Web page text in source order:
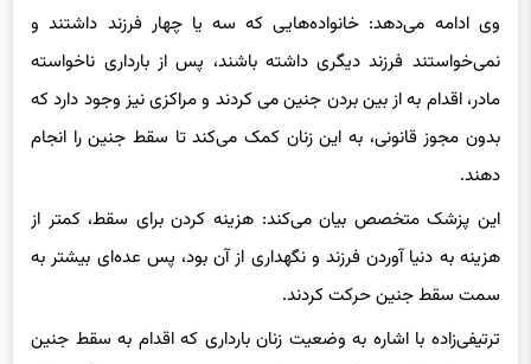
وی ادامه می‌دهد: خانواده‌هایی که سه یا چهار فرزند داشتند و
نمی‌خواستند فرزند دیگری داشته باشند، پس از بارداری ناخواسته
مادر، اقدام به از بین بردن جنین می کردند و مراکزی نیز وجود دارد که
بدون مجوز قانونی، به این زنان کمک می‌کند تا سقط جنین را انجام
دهند.
این پزشک متخصص بیان می‌کند: هزینه کردن برای سقط، کمتر از
هزینه به دنیا آوردن فرزند و نگهداری از آن بود، پس عده‌ای بیشتر به
سمت سقط جنین حرکت کردند.
ترتیفی‌زاده با اشاره به وضعیت زنان بارداری که اقدام به سقط جنین